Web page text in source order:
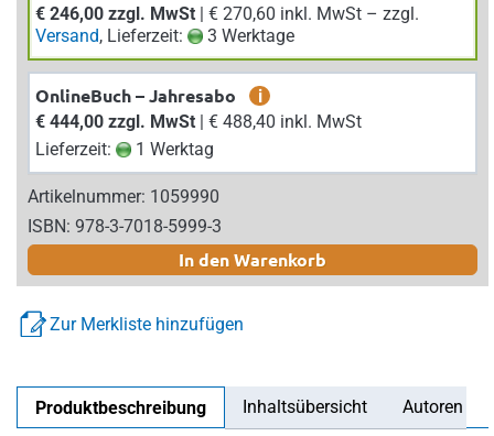
€ 246,00 zzgl. MwSt
| € 270,60 inkl. MwSt – zzgl.
Versand, Lieferzeit: 3 Werktage
OnlineBuch – Jahresabo
i
€ 444,00 zzgl. MwSt
| € 488,40 inkl. MwSt
Lieferzeit:
1 Werktag
Artikelnummer: 1059990
ISBN: 978-3-7018-5999-3
In den Warenkorb
Zur Merkliste hinzufügen
Produktbeschreibung Inhaltsübersicht Autoren